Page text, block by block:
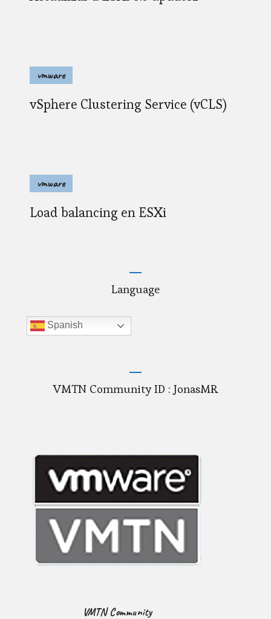
vmware
vSphere Clustering Service (vCLS)
vmware
Load balancing en ESXi
Language
Spanish
VMTN Community ID : JonasMR
VMTN Community